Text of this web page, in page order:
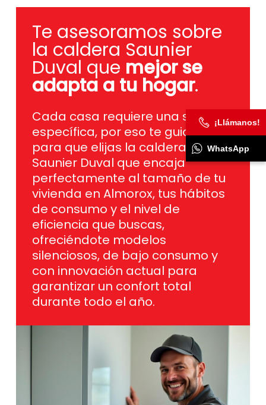
Te asesoramos sobre
la caldera Saunier
Duval quemejor se
adapta a tu hogar.
Cada casa requiere una solución
específica, por eso te guiamos
para que elijas la caldera
Saunier Duval que encaja
perfectamente al tamaño de tu
vivienda en Almorox, tus hábitos
de consumo y el nivel de
eficiencia que buscas,
ofreciéndote modelos
silenciosos, de bajo consumo y
con innovación actual para
garantizar un confort total
durante todo el año.
¡Llámanos!
WhatsApp